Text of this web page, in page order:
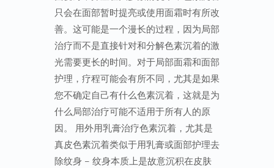
只会在面部暂时提亮或使用面霜时有所改
善。这可能是一个漫长的过程，因为局部
治疗而不是直接针对和分解色素沉着的激
光需要更长的时间。对于局部面霜和面部
护理，疗程可能会有所不同，尤其是如果
您不确定自己有什么色素沉着，这就是为
什么局部治疗可能不适用于所有人的原
因。 用外用乳膏治疗色素沉着，尤其是
真皮色素沉着类似于用乳膏或面部护理去
除纹身 – 纹身本质上是故意沉积在皮肤